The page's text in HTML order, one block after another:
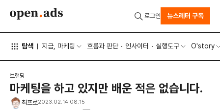
탐색 지금, 마케팅 흐름과 판단 인사이터 실행도구 O'story
로그인 뉴스레터 구독
브랜딩
마케팅을 하고 있지만 배운 적은 없습니다.
최프로2023.02.14 08:15